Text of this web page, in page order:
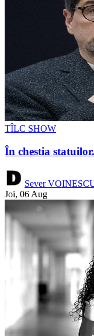
TÎLC SHOW
În chestia
Sever
Joi, 06 Aug